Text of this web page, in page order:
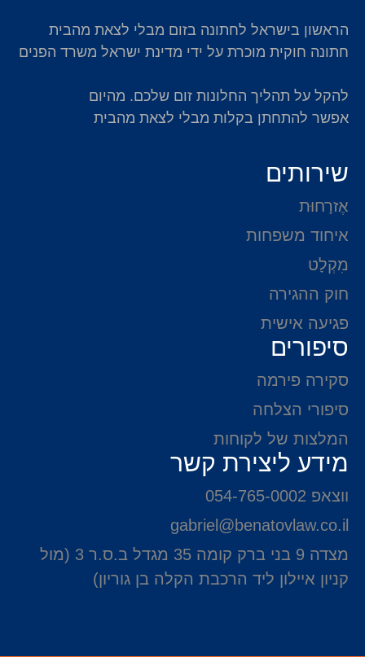
הראשון בישראל לחתונה בזום מבלי לצאת מהבית
חתונה חוקית מוכרת על ידי מדינת ישראל משרד הפנים
להקל על תהליך החלונות זום שלכם. מהיום
אפשר להתחתן בקלות מבלי לצאת מהבית
שירותים
אֶזרָחוּת
איחוד משפחות
מִקְלָט
חוק ההגירה
פגיעה אישית
סיפורים
סקירה פירמה
סיפורי הצלחה
המלצות של לקוחות
מידע ליצירת קשר
ווצאפ 054-765-0002
gabriel@benatovlaw.co.il
מצדה 9 בני ברק קומה 35 מגדל ב.ס.ר 3 (מול
קניון איילון ליד הרכבת הקלה בן גוריון)